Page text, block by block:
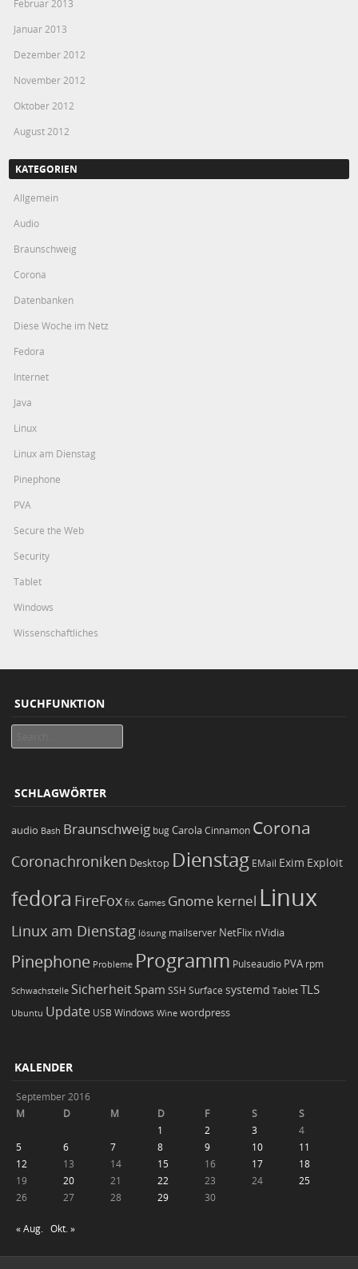
Februar 2013
Januar 2013
Dezember 2012
November 2012
Oktober 2012
August 2012
KATEGORIEN
Allgemein
Audio
Braunschweig
Corona
Datenbanken
Diese Woche im Netz
Fedora
Internet
Java
Linux
Linux am Dienstag
Pinephone
PVA
Secure the Web
Security
Tablet
Windows
Wissenschaftliches
SUCHFUNKTION
SCHLAGWÖRTER
audio Bash Braunschweig bugCarola Cinnamon Corona
Coronachroniken Desktop Dienstag EMail Exim Exploit
fedora FireFox fix Games Gnome kernel Linux
Linux am Dienstag lösung mailserver NetFlix nVidia
Pinephone Probleme Programm Pulseaudio PVA rpm
Schwachstelle Sicherheit Spam SSH Surface systemd Tablet TLS
Ubuntu Update USB Windows Wine wordpress
KALENDER
September 2016
M
D M D F S
S
1
2 3
4
5
6 7 8 9 10
11
12
13 14 15 16 17
18
19
20 21 22 23 24
25
26
27 28 29 30
« Aug. Okt. »